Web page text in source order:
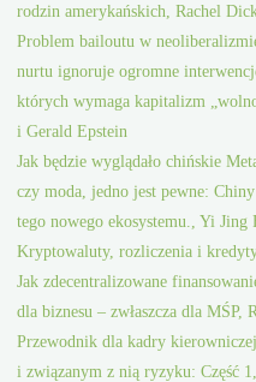
rodzin amerykańskich, Rachel
Problem bailoutu w
nurtu ignoruje ogromne
których wymaga kapitalizm
i Gerald Epstein
Jak będzie wyglądało chińskie
czy moda, jedno jest pewne:
tego nowego ekosystemu., Yi
Kryptowaluty, rozliczenia i
Jak zdecentralizowane
dla biznesu – zwłaszcza dla MŚP,
Przewodnik dla kadry
i związanym z nią ryzyku: Część